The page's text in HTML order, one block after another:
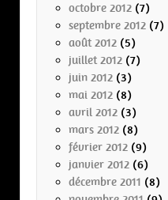
octobre 2012 (7)
septembre 2012 (7)
août 2012 (5)
juillet 2012 (7)
juin 2012 (3)
mai 2012 (8)
avril 2012 (3)
mars 2012 (8)
février 2012 (9)
janvier 2012 (6)
décembre 2011 (8)